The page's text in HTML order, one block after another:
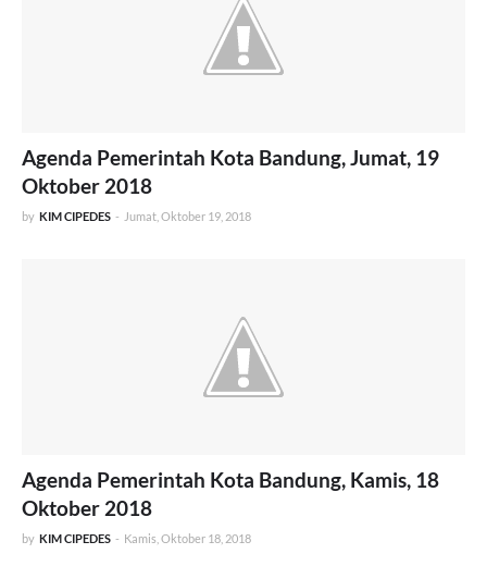
Agenda Pemerintah Kota Bandung, Jumat, 19
Oktober 2018
by KIM CIPEDES - Jumat, Oktober 19, 2018
Agenda Pemerintah Kota Bandung, Kamis, 18
Oktober 2018
by KIM CIPEDES - Kamis, Oktober 18, 2018